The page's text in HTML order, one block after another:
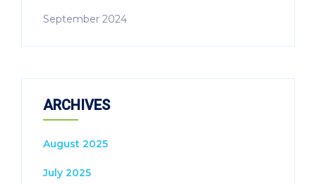
September 2024
ARCHIVES
August 2025
July 2025